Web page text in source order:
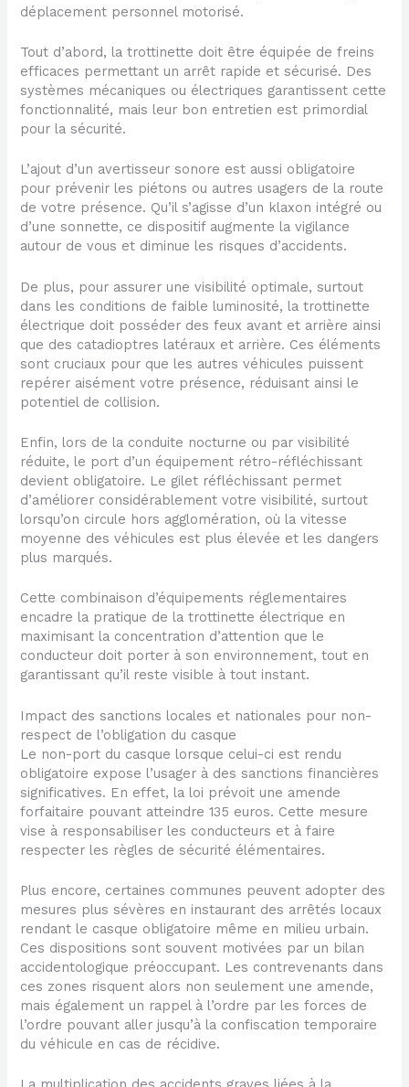
déplacement personnel motorisé.
Tout d’abord, la trottinette doit être équipée de freins
efficaces permettant un arrêt rapide et sécurisé. Des
systèmes mécaniques ou électriques garantissent cette
fonctionnalité, mais leur bon entretien est primordial
pour la sécurité.
L’ajout d’un avertisseur sonore est aussi obligatoire
pour prévenir les piétons ou autres usagers de la route
de votre présence. Qu’il s’agisse d’un klaxon intégré ou
d’une sonnette, ce dispositif augmente la vigilance
autour de vous et diminue les risques d’accidents.
De plus, pour assurer une visibilité optimale, surtout
dans les conditions de faible luminosité, la trottinette
électrique doit posséder des feux avant et arrière ainsi
que des catadioptres latéraux et arrière. Ces éléments
sont cruciaux pour que les autres véhicules puissent
repérer aisément votre présence, réduisant ainsi le
potentiel de collision.
Enfin, lors de la conduite nocturne ou par visibilité
réduite, le port d’un équipement rétro-réfléchissant
devient obligatoire. Le gilet réfléchissant permet
d’améliorer considérablement votre visibilité, surtout
lorsqu’on circule hors agglomération, où la vitesse
moyenne des véhicules est plus élevée et les dangers
plus marqués.
Cette combinaison d’équipements réglementaires
encadre la pratique de la trottinette électrique en
maximisant la concentration d’attention que le
conducteur doit porter à son environnement, tout en
garantissant qu’il reste visible à tout instant.
Impact des sanctions locales et nationales pour non-
respect de l’obligation du casque
Le non-port du casque lorsque celui-ci est rendu
obligatoire expose l’usager à des sanctions financières
significatives. En effet, la loi prévoit une amende
forfaitaire pouvant atteindre 135 euros. Cette mesure
vise à responsabiliser les conducteurs et à faire
respecter les règles de sécurité élémentaires.
Plus encore, certaines communes peuvent adopter des
mesures plus sévères en instaurant des arrêtés locaux
rendant le casque obligatoire même en milieu urbain.
Ces dispositions sont souvent motivées par un bilan
accidentologique préoccupant. Les contrevenants dans
ces zones risquent alors non seulement une amende,
mais également un rappel à l’ordre par les forces de
l’ordre pouvant aller jusqu’à la confiscation temporaire
du véhicule en cas de récidive.